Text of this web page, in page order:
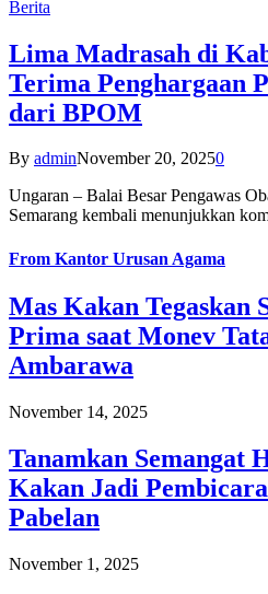
Berita
Lima Madrasah di
Terima Penghargaan
dari BPOM
By adminNovember 20, 20250
Ungaran – Balai Besar Pengawas
Semarang kembali menunjukkan
From Kantor Urusan Agama
Mas Kakan Tegaskan
Prima saat Monev
Ambarawa
November 14, 2025
Tanamkan Semangat
Kakan Jadi
Pabelan
November 1, 2025